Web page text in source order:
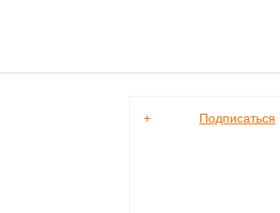
+ Подписаться